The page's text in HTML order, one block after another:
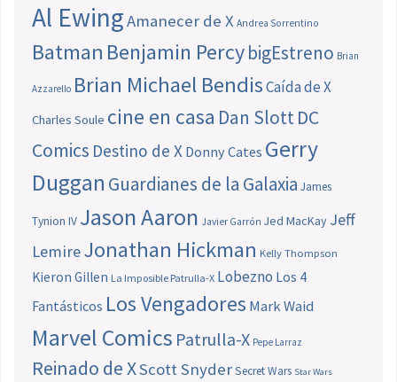
Al EwingAmanecer de X Andrea Sorrentino
Batman Benjamin PercybigEstreno Brian
Azzarello Brian Michael BendisCaída de X
Charles Soule cine en casa Dan SlottDC
Comics Destino de X Donny Cates Gerry
Duggan Guardianes de la Galaxia James
Tynion IV Jason Aaron Javier Garrón Jed MacKay Jeff
LemireJonathan Hickman Kelly Thompson
Kieron Gillen La Imposible Patrulla-X Lobezno Los 4
Fantásticos Los Vengadores Mark Waid
Marvel Comics Patrulla-X Pepe Larraz
Reinado de XScott SnyderSecret Wars Star Wars